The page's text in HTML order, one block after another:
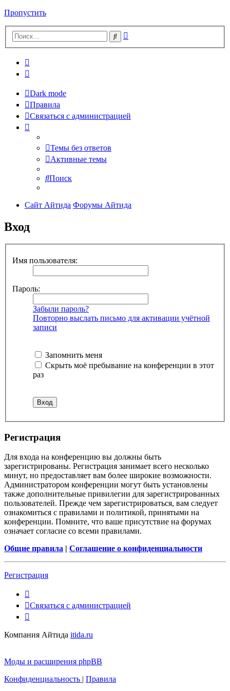
Пропустить
Поиск
Dark mode
Правила
Связаться с администрацией
Темы без ответов
Активные темы
Поиск
Сайт Айтида Форумы Айтида
Вход
Имя пользователя:
Пароль:
Забыли пароль?
Повторно выслать письмо для активации учётной
записи
Запомнить меня
Скрыть моё пребывание на конференции в этот
раз
Регистрация
Для входа на конференцию вы должны быть
зарегистрированы. Регистрация занимает всего несколько
минут, но предоставляет вам более широкие возможности.
Администратором конференции могут быть установлены
также дополнительные привилегии для зарегистрированных
пользователей. Прежде чем зарегистрироваться, вам следует
ознакомиться с правилами и политикой, принятыми на
конференции. Помните, что ваше присутствие на форумах
означает согласие со всеми правилами.
Общие правила | Соглашение о конфиденциальности
Регистрация
Связаться с администрацией
Компания Айтида itida.ru
Моды и расширения phpBB
Конфиденциальность | Правила